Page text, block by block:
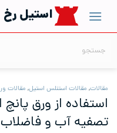
content
استیل رخ
مقالات, مقالات استنلس استیل, مقالات
استفاده از ورق
تصفیه آب و فاضلاب